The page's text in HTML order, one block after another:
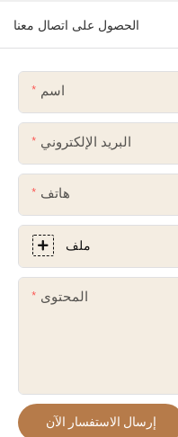
الحصول على اتصال معنا
اسم
البريد الإلكتروني
هاتف
ملف
المحتوى
إرسال الاستفسار الآن